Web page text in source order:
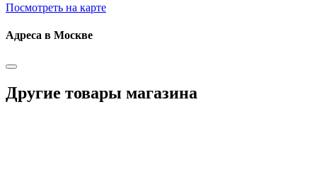
Посмотреть на карте
Адреса в Москве
Другие товары магазина